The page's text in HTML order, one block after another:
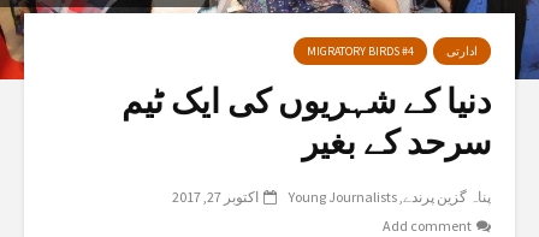
ادارتی MIGRATORY BIRDS #4
دنیا کے شہریوں کی ایک ٹیم
سرحد کے بغیر
پناہ گزین پرندے Young Journalists
اکتوبر 27, 2017
Add comment